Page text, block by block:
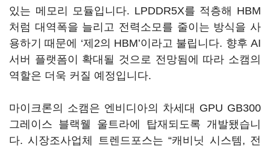
있는 메모리 모듈입니다. LPDDR5X를 적층해 HBM
처럼 대역폭을 늘리고 전력소모를 줄이는 방식을 사
용하기 때문에 ‘제2의 HBM’이라고 불립니다. 향후 AI
서버 플랫폼이 확대될 것으로 전망됨에 따라 소캠의
역할은 더욱 커질 예정입니다.
마이크론의 소캠은 엔비디아의 차세대 GPU GB300
그레이스 블랙웰 울트라에 탑재되도록 개발됐습니
다. 시장조사업체 트렌드포스는 “캐비닛 시스템, 전